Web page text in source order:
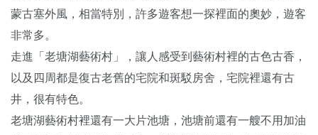
蒙古塞外風，相當特別，許多遊客想一探裡面的奧妙，遊客
非常多。
走進「老塘湖藝術村」，讓人感受到藝術村裡的古色古香，
以及四周都是復古老舊的宅院和斑駁房舍，宅院裡還有古
井，很有特色。
老塘湖藝術村裡還有一大片池塘，池塘前還有一艘不用加油